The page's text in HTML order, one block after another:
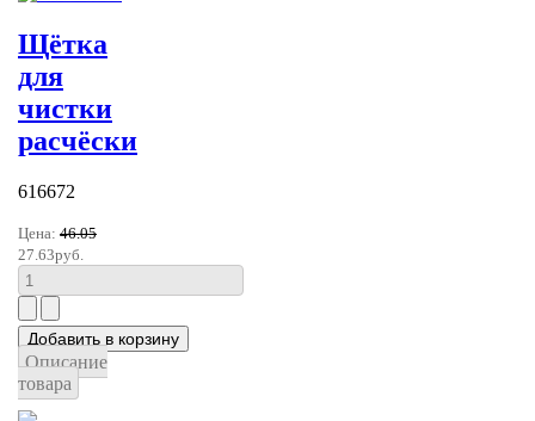
Щётка
для
чистки
расчёски
616672
Цена: 46.05
27.63руб.
Описание
товара